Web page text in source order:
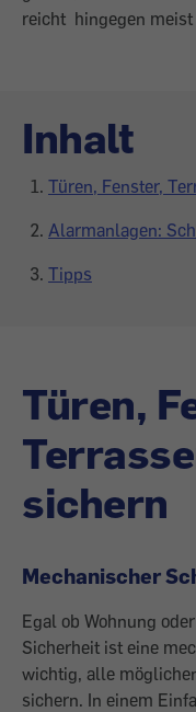
reicht hingegen meist
Inhalt
Türen, Fenster,
Alarmanlagen:
Tipps
Türen,
sichern
Mechanischer
Egal ob Wohnung
Sicherheit ist eine
wichtig, alle
sichern. In einem